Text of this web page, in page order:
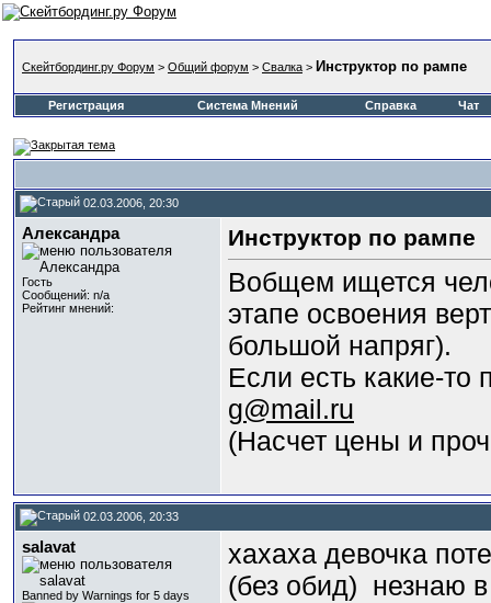
Скейтбординг.ру Форум > Общий форум > Свалка > Инструктор по рампе
Регистрация Система Мнений Справка Чат
02.03.2006, 20:30
Александра
Гость
Сообщений: n/a
Рейтинг мнений:
Инструктор по рампе
Вобщем ищется
этапе освоения
большой напряг).
Если есть какие-
g@mail.ru
(Насчет цены и
02.03.2006, 20:33
salavat
Banned by Warnings for 5 days
хахаха девочка
(без обид) незнаю